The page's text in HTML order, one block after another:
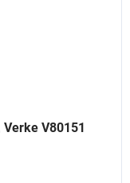
V80151